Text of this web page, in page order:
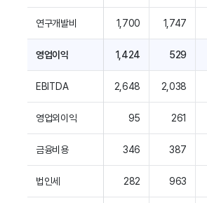
연구개발비 1,700 1,747
영업이익 1,424 529
EBITDA 2,648 2,038
영업외이익 95 261
금융비용 346 387
법인세 282 963